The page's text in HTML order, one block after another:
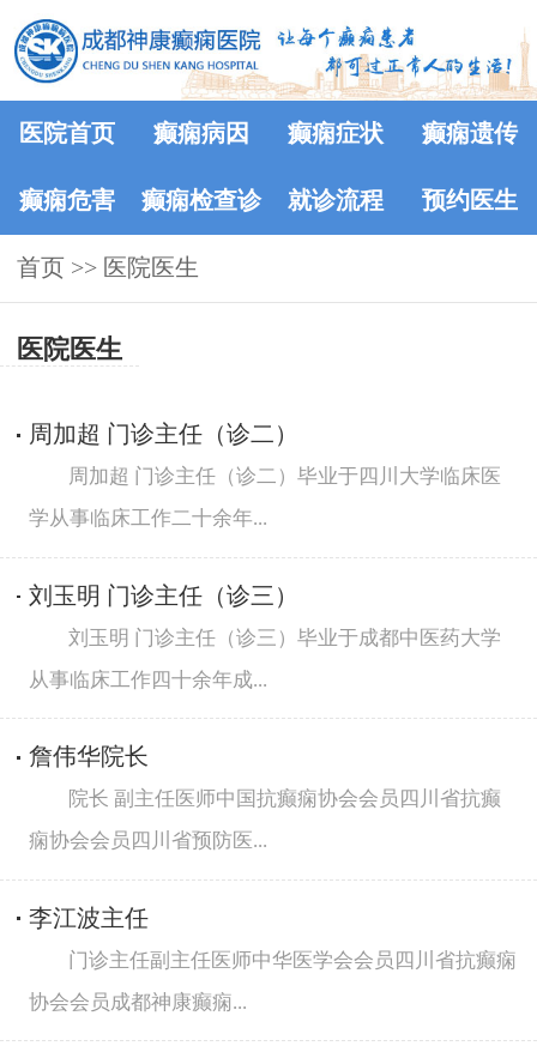
医院首页 癫痫病因 癫痫症状 癫痫遗传
癫痫危害 癫痫检查诊
断
就诊流程 预约医生
首页 >> 医院医生
医院医生
周加超 门诊主任（诊二）
周加超 门诊主任（诊二）毕业于四川大学临床医
学从事临床工作二十余年...
刘玉明 门诊主任（诊三）
刘玉明 门诊主任（诊三）毕业于成都中医药大学
从事临床工作四十余年成...
詹伟华院长
院长 副主任医师中国抗癫痫协会会员四川省抗癫
痫协会会员四川省预防医...
李江波主任
门诊主任副主任医师中华医学会会员四川省抗癫痫
协会会员成都神康癫痫...